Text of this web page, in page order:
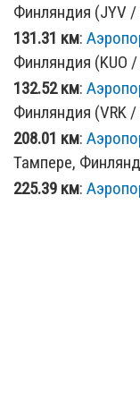
Финляндия (JYV /
131.31 км:
Финляндия (KUO /
132.52 км:
Финляндия (VRK /
208.01 км:
Тампере,
225.39 км: